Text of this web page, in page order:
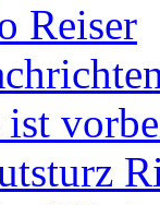
Reiser